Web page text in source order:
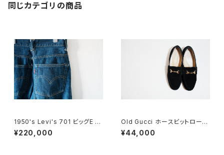
同じカテゴリの商品
1950's Levi's 701 ビッグE 2
4×30
¥220,000
Old Gucci ホースビットローフ
ァー 6.5B スエードBK
¥44,000